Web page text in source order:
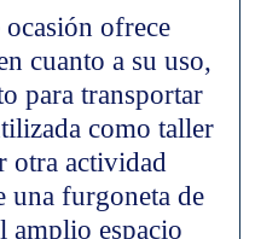
ofrece
cuanto a su uso,
para transportar
como taller
otra actividad
una furgoneta de
amplio espacio